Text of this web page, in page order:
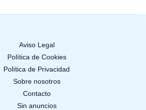
Aviso Legal
Política de Cookies
Política de Privacidad
Sobre nosotros
Contacto
Sin anuncios